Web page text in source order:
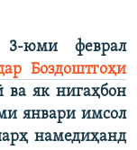
юми феврал
Боздоштгоҳи
як нигаҳбон
январи имсол
намедиҳанд